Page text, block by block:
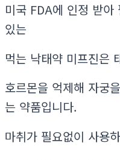
미국 FDA에 인정 받아
있는
먹는 낙태약 미프진은
호르몬을 억제해 자궁
는 약품입니다.
마취가 필요없이 사용